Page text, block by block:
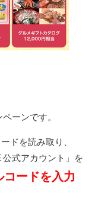
ーンです。
ドを読み取り、
公式アカウント」を
コードを入力